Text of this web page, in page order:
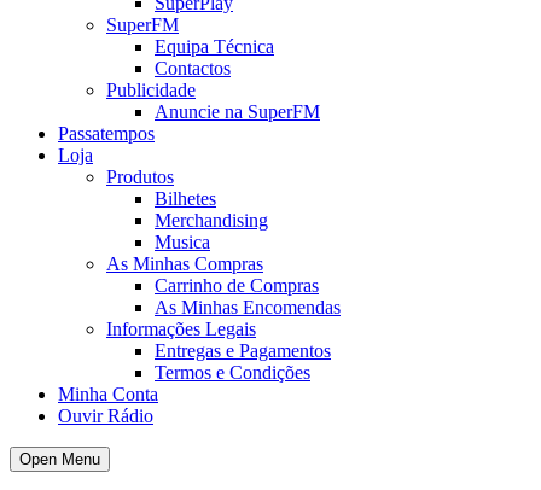
SuperFM
Equipa Técnica
Contactos
Publicidade
Anuncie na SuperFM
Passatempos
Loja
Produtos
Bilhetes
Merchandising
Musica
As Minhas Compras
Carrinho de Compras
As Minhas Encomendas
Informações Legais
Entregas e Pagamentos
Termos e Condições
Minha Conta
Ouvir Rádio
Open Menu